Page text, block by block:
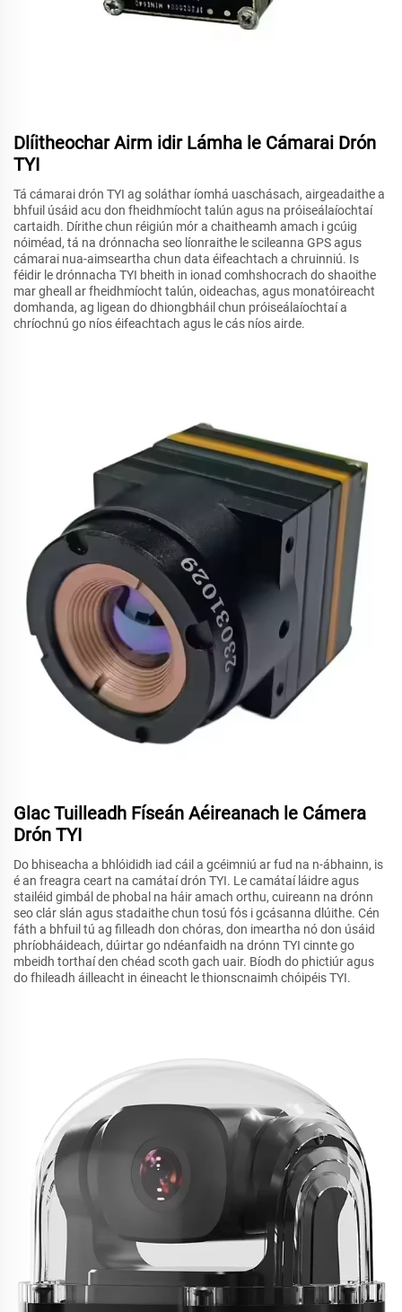
Dlíitheochar Airm idir Lámha le Cámarai Drón
TYI
Tá cámarai drón TYI ag soláthar íomhá uaschásach, airgeadaithe a
bhfuil úsáid acu don fheidhmíocht talún agus na próiseálaíochtaí
cartaidh. Dírithe chun réigiún mór a chaitheamh amach i gcúig
nóiméad, tá na drónnacha seo líonraithe le scileanna GPS agus
cámarai nua-aimseartha chun data éifeachtach a chruinniú. Is
féidir le drónnacha TYI bheith in ionad comhshocrach do shaoithe
mar gheall ar fheidhmíocht talún, oideachas, agus monatóireacht
domhanda, ag ligean do dhiongbháil chun próiseálaíochtaí a
chríochnú go níos éifeachtach agus le cás níos airde.
Glac Tuilleadh Físeán Aéireanach le Cámera
Drón TYI
Do bhiseacha a bhlóididh iad cáil a gcéimniú ar fud na n-ábhainn, is
é an freagra ceart na camátaí drón TYI. Le camátaí láidre agus
stailéid gimbál de phobal na háir amach orthu, cuireann na drónn
seo clár slán agus stadaithe chun tosú fós i gcásanna dlúithe. Cén
fáth a bhfuil tú ag filleadh don chóras, don imeartha nó don úsáid
phríobháideach, dúirtar go ndéanfaidh na drónn TYI cinnte go
mbeidh torthaí den chéad scoth gach uair. Bíodh do phictiúr agus
do fhileadh áilleacht in éineacht le thionscnaimh chóipéis TYI.